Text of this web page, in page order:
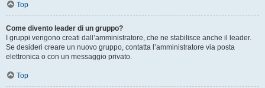
Top
Come divento leader di un gruppo?
I gruppi vengono creati dall’amministratore, che ne stabilisce anche il leader.
Se desideri creare un nuovo gruppo, contatta l’amministratore via posta
elettronica o con un messaggio privato.
Top